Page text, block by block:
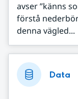
avser ”känns
förstå
denna vägled...
Data